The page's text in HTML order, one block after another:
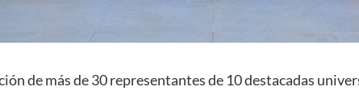
de más de 30 representantes de 10 destacadas